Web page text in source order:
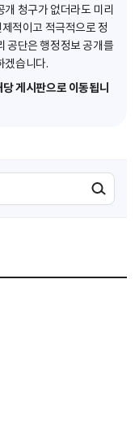
청구가 없더라도 미리
적이고 적극적으로 정
공단은 행정정보 공개를
겠습니다.
게시판으로 이동됩니
검색실행